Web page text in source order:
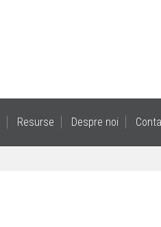
Resurse Despre noi